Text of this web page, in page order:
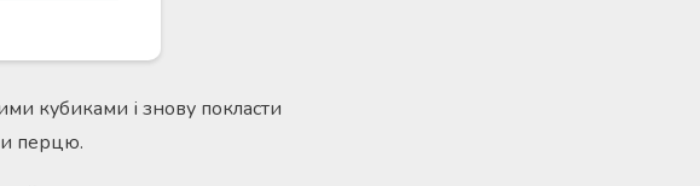
кубиками і знову покласти
перцю.